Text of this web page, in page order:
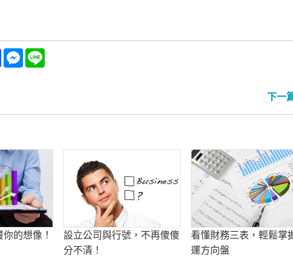
FacebookMessenger
下一
的想像！
設立公司與行號，不再傻傻
分不清！
看懂財務三表，輕鬆掌
運方向盤